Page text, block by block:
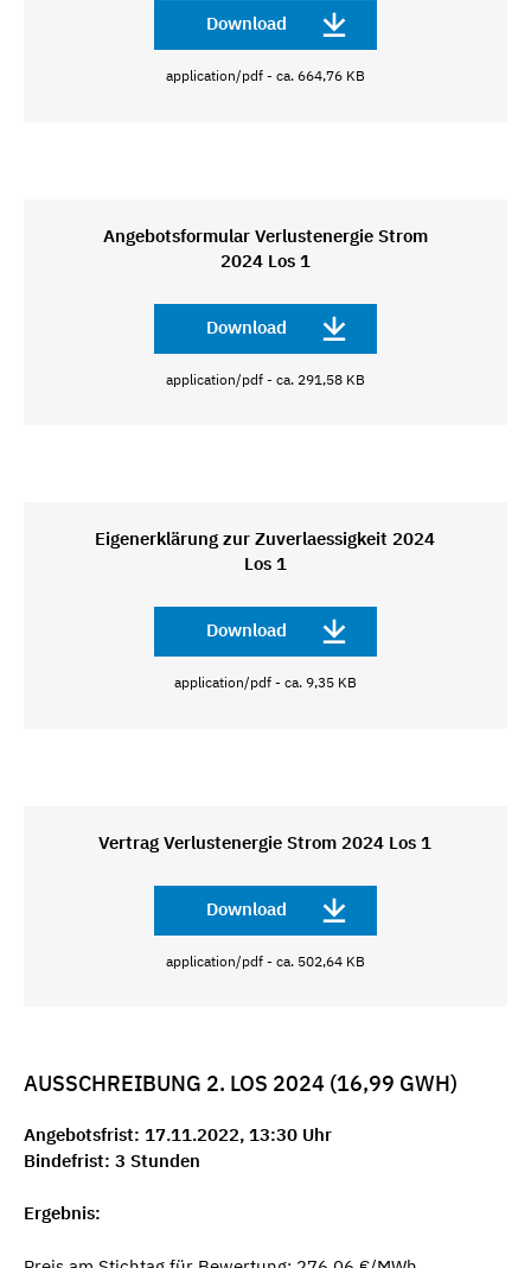
Download
application/pdf - ca. 664,76 KB
Angebotsformular Verlustenergie Strom
2024 Los 1
Download
application/pdf - ca. 291,58 KB
Eigenerklärung zur Zuverlaessigkeit 2024
Los 1
Download
application/pdf - ca. 9,35 KB
Vertrag Verlustenergie Strom 2024 Los 1
Download
application/pdf - ca. 502,64 KB
AUSSCHREIBUNG 2. LOS 2024 (16,99 GWH)
Angebotsfrist: 17.11.2022, 13:30 Uhr
Bindefrist: 3 Stunden
Ergebnis: